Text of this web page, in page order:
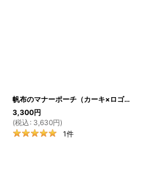
[GO11]
帆布のマナーポーチ（カーキ×ロゴプリント）
3,300円
(税込 : 3,630円)
1件